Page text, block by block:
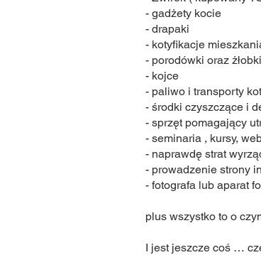
- gadżety kocie
- drapaki
- kotyfikacje
- porodówki oraz
- kojce
- paliwo i transporty
- środki czyszczące i
- sprzęt pomagający
- seminaria , kursy,
- naprawdę strat
- prowadzenie strony
- fotografa lub aparat
plus wszystko to o
I jest jeszcze coś …